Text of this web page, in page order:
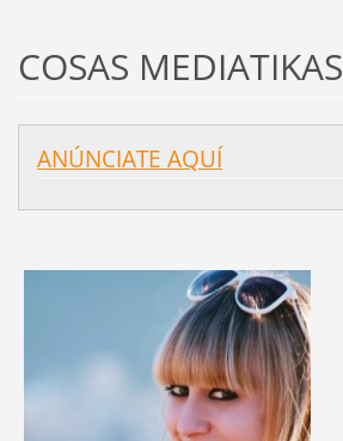
COSAS MEDIATIKAS
ANÚNCIATE AQUÍ